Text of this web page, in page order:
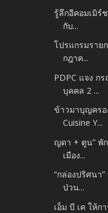
รู้ลึกอีคอมเมิร์
กับ...
โปรแกรมราย
กฎาค...
PDPC แจง
บุคคล 2 ...
ข้าวมาบุญครอ
Cuisine Y...
ญดา + ตูน” พัก
เมือง...
“กล่องปริศนา
ป่วน...
เอ็ม บี เค ให้ก